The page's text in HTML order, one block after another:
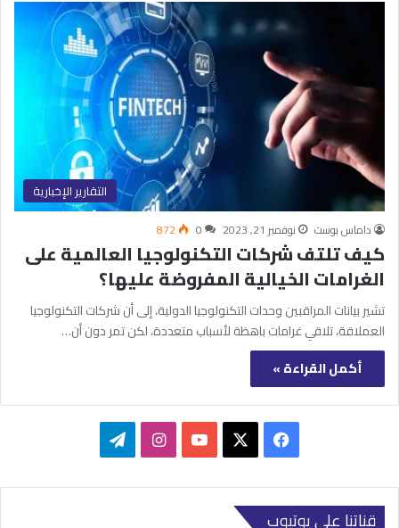
التقارير الإخبارية
داماس بوست نوفمبر 21, 2023 0
872
كيف تلتف شركات التكنولوجيا العالمية على
الغرامات الخيالية المفروضة عليها؟
تشير بيانات المراقبين وحدات التكنولوجيا الدولية، إلى أن شركات التكنولوجيا
العملاقة، تلاقي غرامات باهظة لأسباب متعددة، لكن تمر دون أن…
أكمل القراءة »
فيسبوك ‫YouTubeانستقرامتيلقرام
قناتنا على يوتيوب